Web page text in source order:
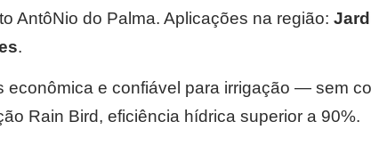
AntôNio do Palma. Aplicações na região:
.
econômica e confiável para irrigação — sem
Rain Bird, eficiência hídrica superior a 90%.